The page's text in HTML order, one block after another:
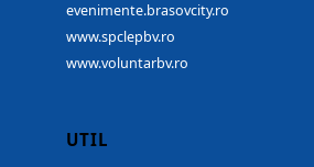
evenimente.brasovcity.ro
www.spclepbv.ro
www.voluntarbv.ro
UTIL